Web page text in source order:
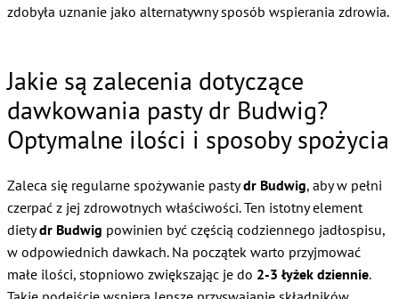
zdobyła uznanie jako alternatywny sposób wspierania zdrowia.
Jakie są zalecenia dotyczące
dawkowania pasty dr Budwig?
Optymalne ilości i sposoby spożycia
Zaleca się regularne spożywanie pastydr Budwig, aby w pełni
czerpać z jej zdrowotnych właściwości. Ten istotny element
dietydr Budwig powinien być częścią codziennego jadłospisu,
w odpowiednich dawkach. Na początek warto przyjmować
małe ilości, stopniowo zwiększając je do 2-3 łyżek dziennie.